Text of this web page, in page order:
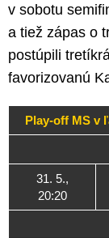
v sobotu
a tiež zápas o
postúpili
favorizovanú
Play-off MS v
31. 5.,
20:20